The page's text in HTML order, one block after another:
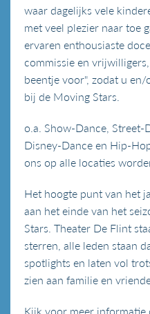
waar dagelijks vele
met veel plezier naar toe
ervaren enthousiaste
commissie en
beentje voor", zodat u
bij de Moving Stars.
o.a. Show-Dance, Street-
Disney-Dance en Hip-
ons op alle locaties
Het hoogte punt van het
aan het einde van het
Stars. Theater De Flint
sterren, alle leden staan
spotlights en laten vol
zien aan familie en
Kijk voor meer informatie